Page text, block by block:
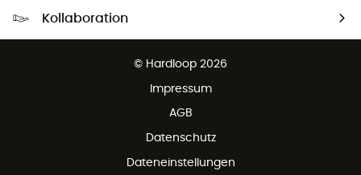
Kollaboration
© Hardloop 2026
Impressum
AGB
Datenschutz
Dateneinstellungen